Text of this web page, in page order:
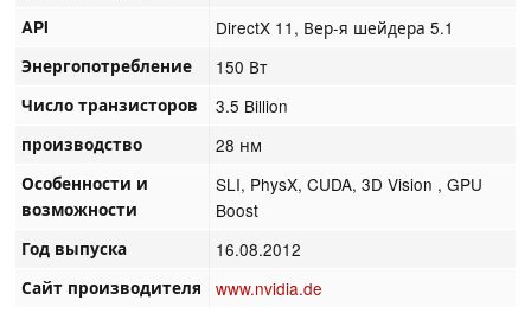
API DirectX 11, Вер-я шейдера 5.1
Энергопотребление 150 Вт
Число транзисторов 3.5 Billion
производство 28 нм
Особенности и
возможности
SLI, PhysX, CUDA, 3D Vision , GPU
Boost
Год выпуска 16.08.2012
Сайт производителя www.nvidia.de